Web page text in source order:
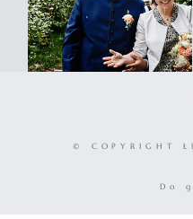
© COPYRIGHT
Do